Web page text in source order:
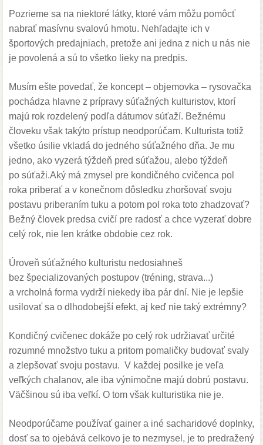
Pozrieme sa na niektoré látky, ktoré vám môžu pomôcť
nabrať masívnu svalovú hmotu. Nehľadajte ich v
športových predajniach, pretože ani jedna z nich u nás nie
je povolená a sú to všetko lieky na predpis.
Musím ešte povedať, že koncept – objemovka – rysovačka
pochádza hlavne z prípravy súťažných kulturistov, ktorí
majú rok rozdelený podľa dátumov súťaží. Bežnému
človeku však takýto prístup neodporúčam. Kulturista totiž
všetko úsilie vkladá do jedného súťažného dňa. Je mu
jedno, ako vyzerá týždeň pred súťažou, alebo týždeň
po súťaži.Aký má zmysel pre kondičného cvičenca pol
roka priberať a v konečnom dôsledku zhoršovať svoju
postavu priberaním tuku a potom pol roka toto zhadzovať?
Bežný človek predsa cvičí pre radosť a chce vyzerať dobre
celý rok, nie len krátke obdobie cez rok.
Úroveň súťažného kulturistu nedosiahneš
bez špecializovaných postupov (tréning, strava...)
a vrcholná forma vydrží niekedy iba pár dní. Nie je lepšie
usilovať sa o dlhodobejší efekt, aj keď nie taký extrémny?
Kondičný cvičenec dokáže po celý rok udržiavať určité
rozumné množstvo tuku a pritom pomaličky budovať svaly
a zlepšovať svoju postavu. V každej posilke je veľa
veľkých chalanov, ale iba výnimočne majú dobrú postavu.
Väčšinou sú iba veľkí. O tom však kulturistika nie je.
Neodporúčame používať gainer a iné sacharidové doplnky,
dosť sa to ojebává celkovo je to nezmysel, je to predražený